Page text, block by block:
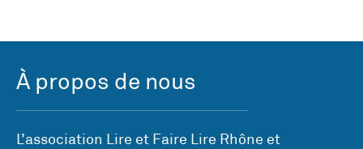
À propos de nous
L’association Lire et Faire Lire Rhône et